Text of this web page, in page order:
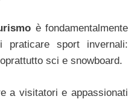
è fondamentalmente
praticare sport invernali:
sci e snowboard.
a visitatori e appassionati